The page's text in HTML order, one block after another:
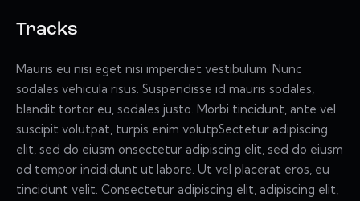
Tracks
Mauris eu nisi eget nisi imperdiet vestibulum. Nunc
sodales vehicula risus. Suspendisse id mauris sodales,
blandit tortor eu, sodales justo. Morbi tincidunt, ante vel
suscipit volutpat, turpis enim volutpSectetur adipiscing
elit, sed do eiusm onsectetur adipiscing elit, sed do eiusm
od tempor incididunt ut labore. Ut vel placerat eros, eu
tincidunt velit. Consectetur adipiscing elit, adipiscing elit,